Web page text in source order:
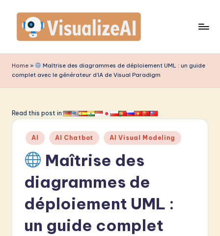
content
is
u
li
A
Home »
Maîtrise des diagrammes de déploiement UML : un guide
complet avec le générateur d’IA de Visual Paradigm
Read this post in:
Posted
in
AI AI Chatbot AI Visual Modeling
Maîtrise des
diagrammes de
déploiement UML :
un guide complet